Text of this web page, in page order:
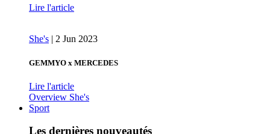
Lire l'article
She's | 2 Jun 2023
GEMMYO x MERCEDES
Lire l'article
Overview She's
Sport
Les dernières nouveautés